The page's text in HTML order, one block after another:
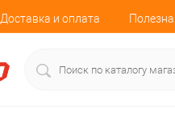
Доставка и оплата